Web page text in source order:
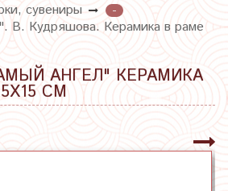
сувениры
-
В. Кудряшова. Керамика в раме
АНГЕЛ" КЕРАМИКА
СМ